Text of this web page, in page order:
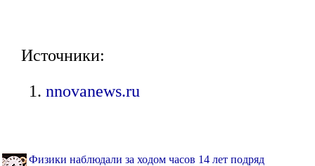
Источники:
nnovanews.ru
Физики наблюдали за ходом часов 14 лет подряд